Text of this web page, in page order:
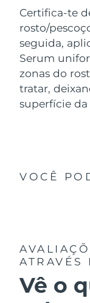
Certifica-te
rosto/
seguida,
Serum
zonas do
tratar,
superfície
VOCÊ
ATRAVÉS
Vê o